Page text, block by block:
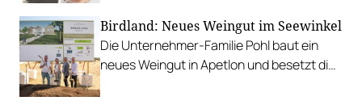
Birdland: Neues Weingut im Seewinkel
Die Unternehmer-Familie Pohl baut ein
neues Weingut in Apetlon und besetzt die